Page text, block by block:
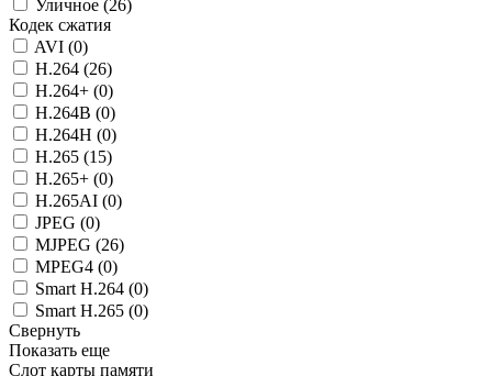
Уличное (26)
Кодек сжатия
AVI (0)
H.264 (26)
H.264+ (0)
H.264B (0)
H.264H (0)
H.265 (15)
H.265+ (0)
H.265AI (0)
JPEG (0)
MJPEG (26)
MPEG4 (0)
Smart H.264 (0)
Smart H.265 (0)
Свернуть
Показать еще
Слот карты памяти